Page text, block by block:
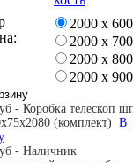
2000 х 600
2000 х 700
2000 х 800
2000 х 900
- Коробка телескоп
(комплект) В
- Наличник